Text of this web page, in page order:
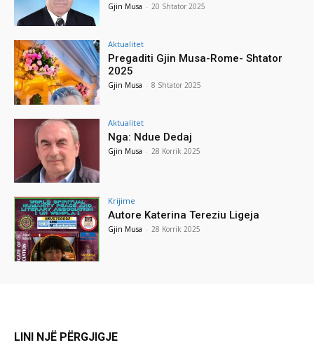
Gjin Musa - 20 Shtator 2025
Aktualitet
Pregaditi Gjin Musa-Rome- Shtator
2025
Gjin Musa - 8 Shtator 2025
Aktualitet
Nga: Ndue Dedaj
Gjin Musa - 28 Korrik 2025
Krijime
Autore Katerina Tereziu Ligeja
Gjin Musa - 28 Korrik 2025
LINI NJË PËRGJIGJE